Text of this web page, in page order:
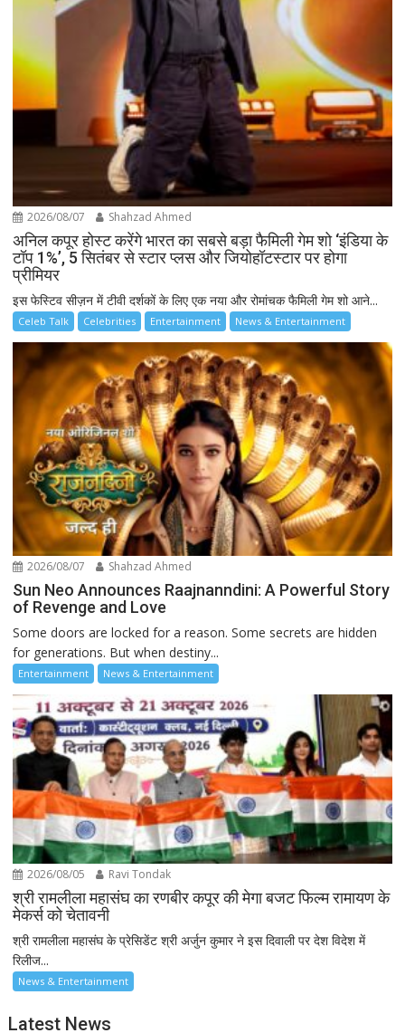
2026/08/07 Shahzad Ahmed
अनिल कपूर होस्ट करेंगे भारत का सबसे बड़ा फैमिली गेम शो ‘इंडिया के
टॉप 1%’, 5 सितंबर से स्टार प्लस और जियोहॉटस्टार पर होगा
प्रीमियर
इस फेस्टिव सीज़न में टीवी दर्शकों के लिए एक नया और रोमांचक फैमिली गेम शो आने...
Celeb Talk Celebrities Entertainment News & Entertainment
2026/08/07 Shahzad Ahmed
Sun Neo Announces Raajnanndini: A Powerful Story
of Revenge and Love
Some doors are locked for a reason. Some secrets are hidden
for generations. But when destiny...
Entertainment News & Entertainment
2026/08/05 Ravi Tondak
श्री रामलीला महासंघ का रणबीर कपूर की मेगा बजट फिल्म रामायण के
मेकर्स को चेतावनी
श्री रामलीला महासंघ के प्रेसिडेंट श्री अर्जुन कुमार ने इस दिवाली पर देश विदेश में
रिलीज...
News & Entertainment
Latest News